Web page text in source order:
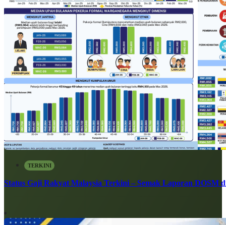
TERKINI
Status Gaji Rakyat Malaysia Terkini – Semak Laporan DOSM